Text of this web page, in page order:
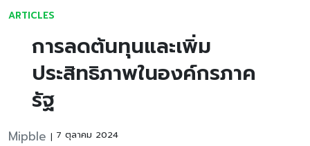
ARTICLES
การลดต้นทุนและเพิ่ม
ประสิทธิภาพในองค์กรภาค
รัฐ
Mipble 7 ตุลาคม 2024